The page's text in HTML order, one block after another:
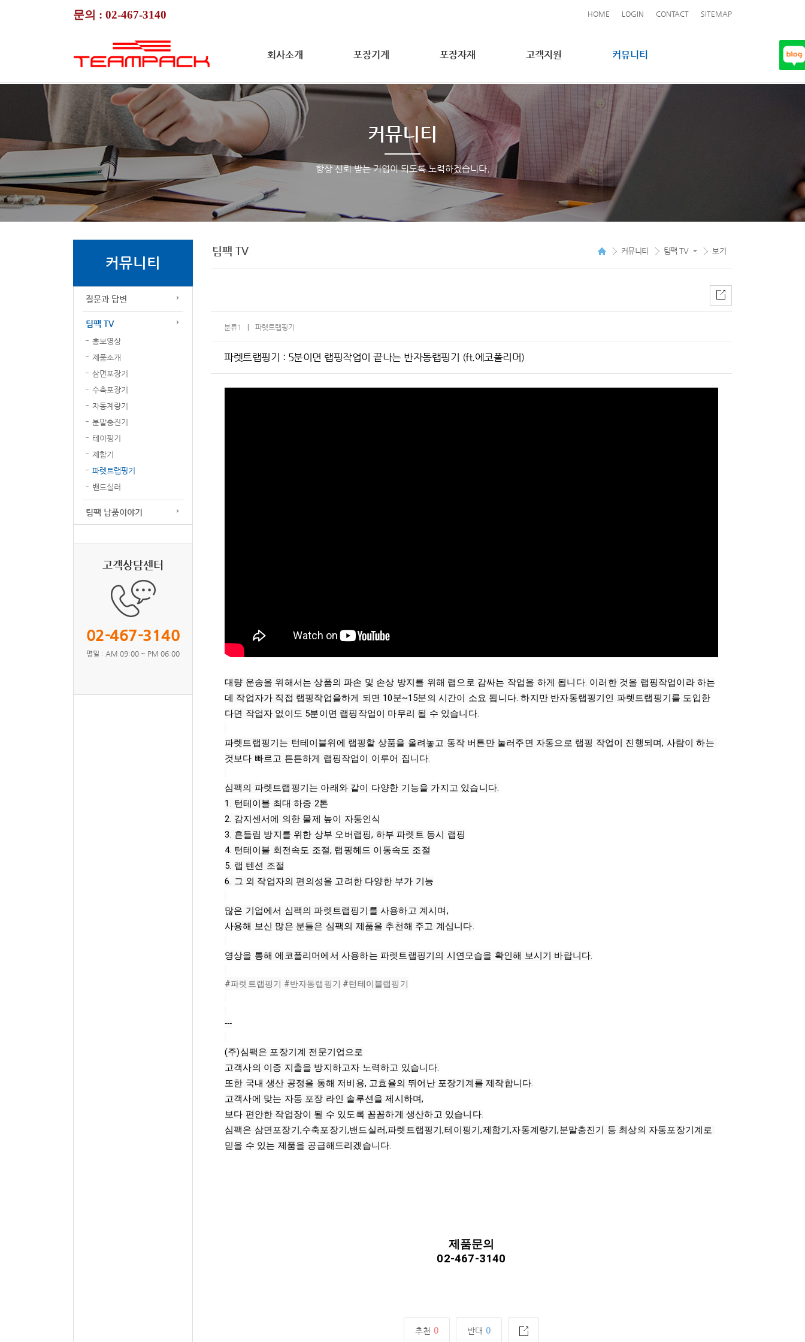
문의 : 02-467-3140 HOME LOGIN CONTACT SITEMAP
회사소개 포장기계 포장자재 고객지원 커뮤니티
커뮤니티
항상 신뢰 받는 기업이 되도록 노력하겠습니다.
커뮤니티
질문과 답변
팀팩 TV
홍보영상
제품소개
삼면포장기
수축포장기
자동계량기
분말충진기
테이핑기
제함기
파렛트랩핑기
밴드실러
팀팩 납품이야기
고객상담센터
02-467-3140
평일 : AM 09:00 ~ PM 06:00
팀팩 TV 커뮤니티 팀팩 TV 보기
분류1 파렛트랩핑기
파렛트랩핑기 : 5분이면 랩핑작업이 끝나는 반자동랩핑기 (ft.에코폴리머)
대량 운송을 위해서는 상품의 파손 및 손상 방지를 위해 랩으로 감싸는 작업을 하게 됩니다. 이러한 것을 랩핑작업이라 하는
데 작업자가 직접 랩핑작업을하게 되면 10분~15분의 시간이 소요 됩니다. 하지만 반자동랩핑기인 파렛트랩핑기를 도입한
다면 작업자 없이도 5분이면 랩핑작업이 마무리 될 수 있습니다.
파렛트랩핑기는 턴테이블위에 랩핑할 상품을 올려놓고 동작 버튼만 눌러주면 자동으로 랩핑 작업이 진행되며, 사람이 하는
것보다 빠르고 튼튼하게 랩핑작업이 이루어 집니다.
심팩의 파렛트랩핑기는 아래와 같이 다양한 기능을 가지고 있습니다.
1. 턴테이블 최대 하중 2톤
2. 감지센서에 의한 물제 높이 자동인식
3. 흔들림 방지를 위한 상부 오버랩핑, 하부 파렛트 동시 랩핑
4. 턴테이블 회전속도 조절, 랩핑헤드 이동속도 조절
5. 랩 텐션 조절
6. 그 외 작업자의 편의성을 고려한 다양한 부가 기능
많은 기업에서 심팩의 파렛트랩핑기를 사용하고 계시며,
사용해 보신 많은 분들은 심팩의 제품을 추천해 주고 계십니다.
영상을 통해 에코폴리머에서 사용하는 파렛트랩핑기의 시연모습을 확인해 보시기 바랍니다.
#파렛트랩핑기 #반자동랩핑기 #턴테이블랩핑기
---
(주)심팩은 포장기계 전문기업으로
고객사의 이중 지출을 방지하고자 노력하고 있습니다.
또한 국내 생산 공정을 통해 저비용, 고효율의 뛰어난 포장기계를 제작합니다.
고객사에 맞는 자동 포장 라인 솔루션을 제시하며,
보다 편안한 작업장이 될 수 있도록 꼼꼼하게 생산하고 있습니다.
심팩은 삼면포장기,수축포장기,밴드실러,파렛트랩핑기,테이핑기,제함기,자동계량기,분말충진기 등 최상의 자동포장기계로
믿을 수 있는 제품을 공급해드리겠습니다.
제품문의
02-467-3140
추천 0 반대 0